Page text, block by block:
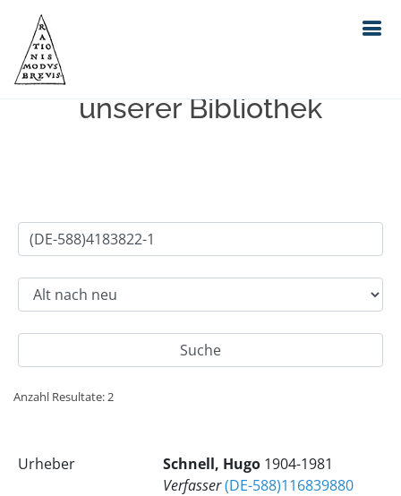
Einfache Suche im Bestand
unserer Bibliothek
Anzahl Resultate: 2
Urheber Schnell, Hugo 1904-1981
Verfasser(DE-588)116839880